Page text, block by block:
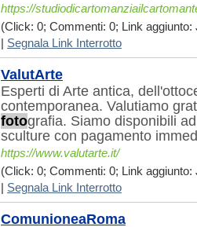
https://
(Click: 0; Commenti: 0; Link aggiunto:
Segnala Link Interrotto
ValutArte
Esperti di Arte antica,
contemporanea. Valutiamo
fotografia. Siamo disponibili
sculture con pagamento
https://www.valutarte.it/
(Click: 0; Commenti: 0; Link aggiunto:
Segnala Link Interrotto
ComunioneaRoma